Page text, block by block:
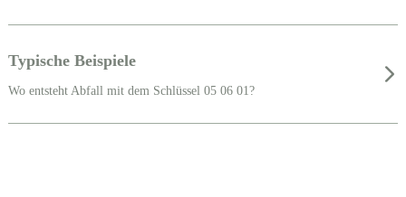
Typische Beispiele
Wo entsteht Abfall mit dem Schlüssel 05 06 01?